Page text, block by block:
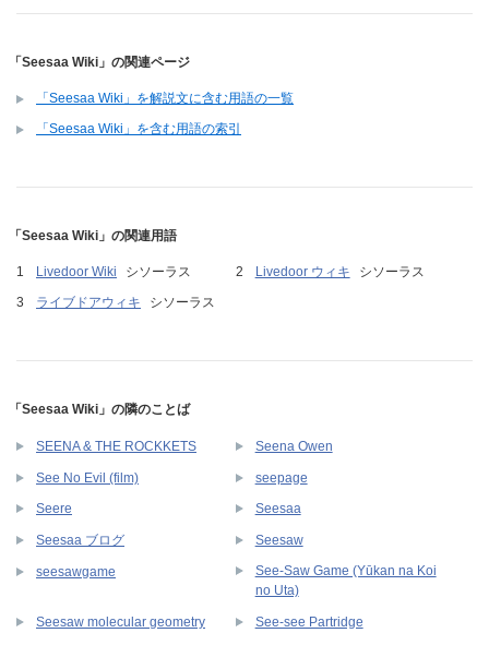
「Seesaa Wiki」の関連ページ
「Seesaa Wiki」を解説文に含む用語の一覧
「Seesaa Wiki」を含む用語の索引
「Seesaa Wiki」の関連用語
Livedoor Wiki シソーラス Livedoor ウィキ
シソーラス
ライブドアウィキ
シソーラス
「Seesaa Wiki」の隣のことば
SEENA & THE ROCKKETS Seena Owen
See No Evil (film) seepage
Seere Seesaa
Seesaa ブログ Seesaw
seesawgame
See-Saw Game (Yūkan na Koi
no Uta)
Seesaw molecular geometry See-see Partridge